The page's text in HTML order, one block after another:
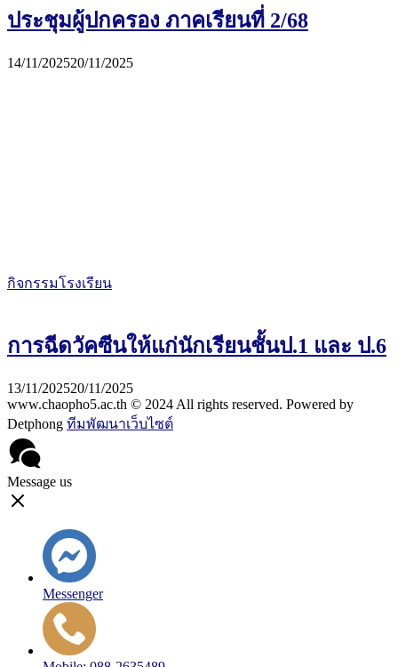
ประชุมผู้ปกครอง ภาคเรียนที่ 2/68
14/11/202520/11/2025
กิจกรรมโรงเรียน
การฉีดวัคซีนให้แก่นักเรียนชั้นป.1 และ ป.6
13/11/202520/11/2025
www.chaopho5.ac.th © 2024 All rights reserved. Powered by
Detphong ทีมพัฒนาเว็บไซต์
Message us
Messenger